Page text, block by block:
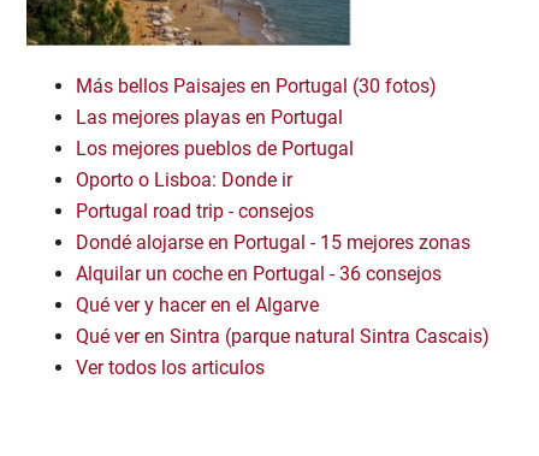
Más bellos Paisajes en Portugal (30 fotos)
Las mejores playas en Portugal
Los mejores pueblos de Portugal
Oporto o Lisboa: Donde ir
Portugal road trip - consejos
Dondé alojarse en Portugal - 15 mejores zonas
Alquilar un coche en Portugal - 36 consejos
Qué ver y hacer en el Algarve
Qué ver en Sintra (parque natural Sintra Cascais)
Ver todos los articulos